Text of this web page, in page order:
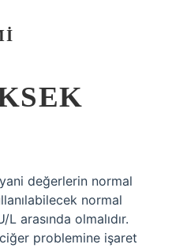
değerlerin normal
normal
arasında olmalıdır.
problemine işaret